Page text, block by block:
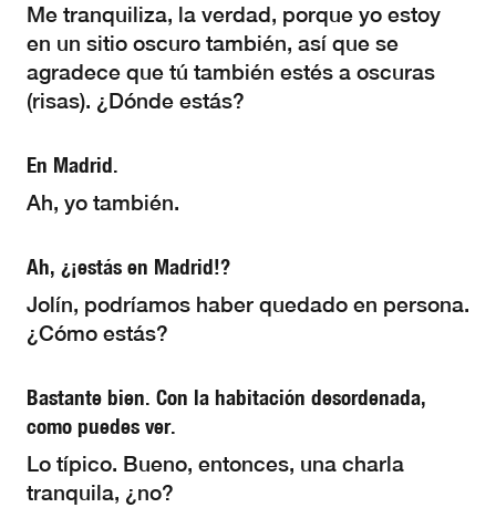
Me tranquiliza, la verdad, porque yo estoy
en un sitio oscuro también, así que se
agradece que tú también estés a oscuras
(risas). ¿Dónde estás?
En Madrid.
Ah, yo también.
Ah, ¿¡estás en Madrid!?
Jolín, podríamos haber quedado en persona.
¿Cómo estás?
Bastante bien. Con la habitación desordenada,
como puedes ver.
Lo típico. Bueno, entonces, una charla
tranquila, ¿no?